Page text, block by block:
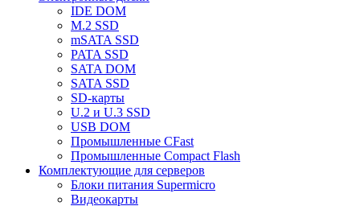
IDE DOM
M.2 SSD
mSATA SSD
PATA SSD
SATA DOM
SATA SSD
SD-карты
U.2 и U.3 SSD
USB DOM
Промышленные CFast
Промышленные Compact Flash
Комплектующие для серверов
Блоки питания Supermicro
Видеокарты